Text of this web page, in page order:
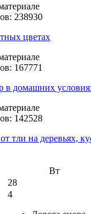
238930
цветах
167771
в домашних
142528
тли на деревьях,
Вт
28
4